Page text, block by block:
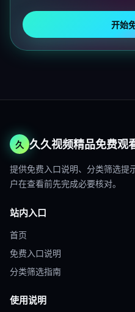
开始
久 久久视频精品免费观
提供免费入口说明、分类筛选提
户在查看前先完成必要核对。
站内入口
首页
免费入口说明
分类筛选指南
使用说明